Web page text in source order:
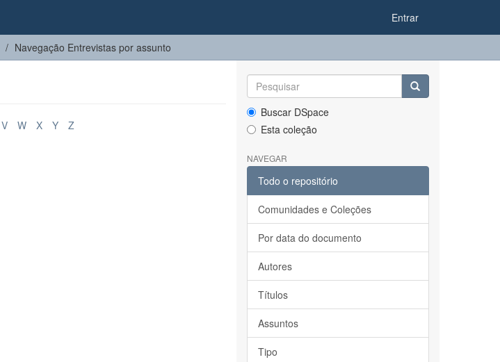
Entrar
Navegação Entrevistas por assunto
V W X Y Z
Buscar DSpace
Esta coleção
NAVEGAR
Todo o repositório
Comunidades e Coleções
Por data do documento
Autores
Títulos
Assuntos
Tipo